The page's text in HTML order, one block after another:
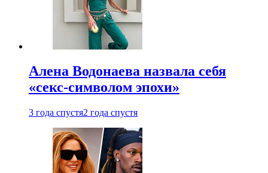
Алена Водонаева назвала себя
«секс-символом эпохи»
3 года спустя2 года спустя